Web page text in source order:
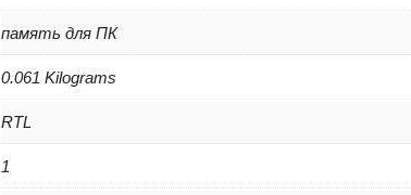
память для ПК
0.061 Kilograms
RTL
1